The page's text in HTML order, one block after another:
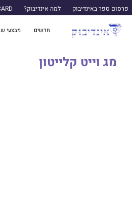
פרסום ספר באינדיבוק למה אינדיבוק?
חדשים מבצעי
מג וייט קלייטון